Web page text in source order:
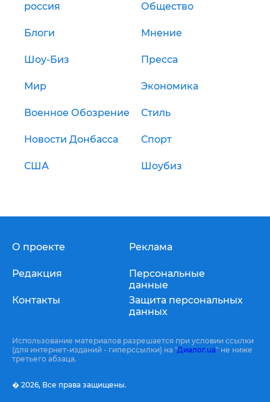
россия Общество
Блоги Мнение
Шоу-Биз Пресса
Мир Экономика
Военное Обозрение Стиль
Новости Донбасса Спорт
США Шоубиз
О проекте
Редакция
Контакты
Реклама
Персональные
данные
Защита персональных
данных
Использование материалов разрешается при условии ссылки
(для интернет-изданий - гиперссылки) на "Диалог.ua" не ниже
третьего абзаца.
� 2026, Все права защищены.